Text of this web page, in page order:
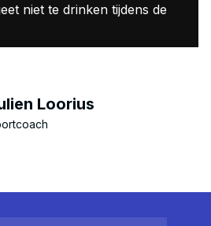
niet te drinken tijdens de
Loorius